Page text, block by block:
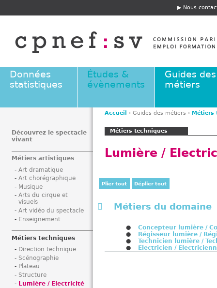
E
t
ê
e
Nous
Données
statistiques
Études &
évènements
Guides des
métiers
s
e
Accueil › Guides des métiers › Métiers
Métiers techniques
Lumière /
Plier tout Déplier tout
Métiers du domaine
Concepteur lumière /
Régisseur lumière /
Technicien lumière /
Electricien /
Découvrez le spectacle
vivant
Métiers artistiques
Art dramatique
Art chorégraphique
Musique
Arts du cirque et
visuels
Art vidéo du spectacle
Enseignement
Métiers techniques
Direction technique
Scénographie
Plateau
Structure
Lumière / Electricité